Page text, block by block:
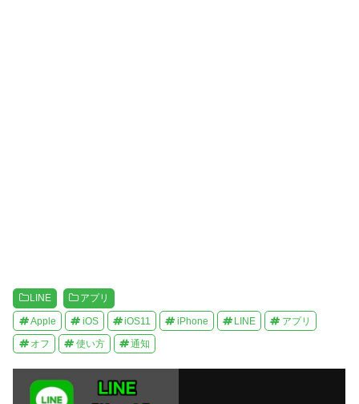
LINE アプリ
Apple iOS iOS11 iPhone LINE アプリ
オフ 使い方 通知